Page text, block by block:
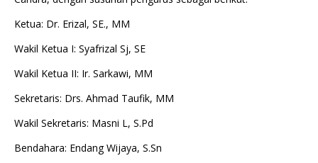
Ketua: Dr. Erizal, SE., MM
Wakil Ketua I: Syafrizal Sj, SE
Wakil Ketua II: Ir. Sarkawi, MM
Sekretaris: Drs. Ahmad Taufik, MM
Wakil Sekretaris: Masni L, S.Pd
Bendahara: Endang Wijaya, S.Sn